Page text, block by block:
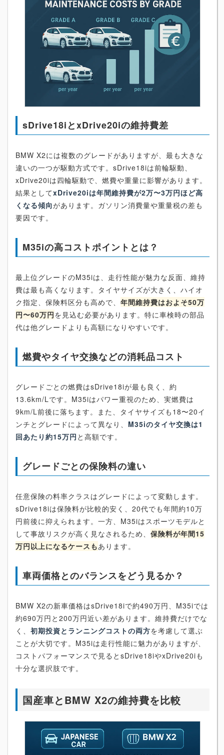
sDrive18iとxDrive20iの維持費差
BMW X2には複数のグレードがありますが、最も大きな
違いの一つが駆動方式です。sDrive18iは前輪駆動、
xDrive20iは四輪駆動で、燃費や重量に影響があります。
結果としてxDrive20iは年間維持費が2万〜3万円ほど高
くなる傾向があります。ガソリン消費量や重量税の差も
要因です。
M35iの高コストポイントとは？
最上位グレードのM35iは、走行性能が魅力な反面、維持
費は最も高くなります。タイヤサイズが大きく、ハイオ
ク指定、保険料区分も高めで、 年間維持費はおよそ50万
円〜60万円を見込む必要があります。特に車検時の部品
代は他グレードよりも高額になりやすいです。
燃費やタイヤ交換などの消耗品コスト
グレードごとの燃費はsDrive18iが最も良く、約
13.6km/Lです。M35iはパワー重視のため、実燃費は
9km/L前後に落ちます。また、タイヤサイズも18〜20イ
ンチとグレードによって異なり、 M35iのタイヤ交換は1
回あたり約15万円 と高額です。
グレードごとの保険料の違い
任意保険の料率クラスはグレードによって変動します。
sDrive18iは保険料が比較的安く、20代でも年間約10万
円前後に抑えられます。一方、M35iはスポーツモデルと
して事故リスクが高く見なされるため、 保険料が年間15
万円以上になるケースもあります。
車両価格とのバランスをどう見るか？
BMW X2の新車価格はsDrive18iで約490万円、M35iでは
約690万円と200万円近い差があります。維持費だけでな
く、 初期投資とランニングコストの両方を考慮して選ぶ
ことが大切です。M35iは走行性能に魅力がありますが、
コストパフォーマンスで見るとsDrive18iやxDrive20iも
十分な選択肢です。
国産車とBMW X2の維持費を比較